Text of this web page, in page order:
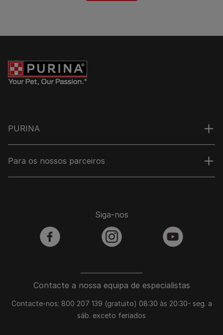
PURINA
Para os nossos parceiros
Contacte a nossa equipa de especialistas
Contacte-nos: 800 207 139 (gratuito) 08:30 às 20:30- seg. a
sáb. exceto feriados
Siga-nos
facebook instagram youtube